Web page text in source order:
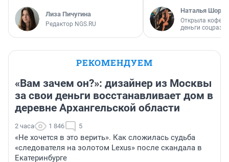
Лиза Пичугина
Редактор NGS.RU
Наталья
Открыла
деньги
РЕКОМЕНДУЕМ
«Вам зачем он?»: дизайнер из Москвы
за свои деньги восстанавливает дом в
деревне Архангельской области
2 часа 1 846 5
«Не хочется в это верить». Как сложилась судьба
«следователя на золотом Lexus» после скандала в
Екатеринбурге